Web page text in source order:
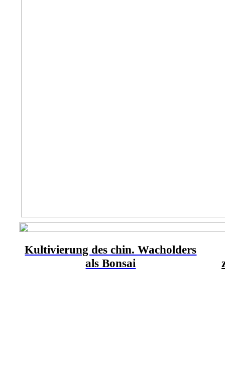
Kultivierung des chin. Wacholders
als Bonsai